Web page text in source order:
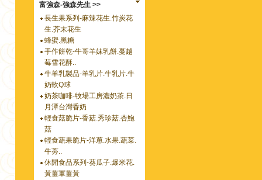
富強森-強森先生 >>
長生果系列-麻辣花生.竹炭花
生.芥末花生
蜂蜜.黑糖
手作餅乾-牛哥羊妹乳餅.蔓越
莓雪花酥..
牛羊乳製品-羊乳片.牛乳片.牛
奶軟Q球
奶茶咖啡-牧場工房濃奶茶.日
月潭台灣香奶
輕食菇脆片-香菇.秀珍菇.杏鮑
菇
輕食蔬果脆片-洋蔥.水果.蔬菜.
牛蒡..
休閒食品系列-葵瓜子.爆米花.
黃薑軍薑黃